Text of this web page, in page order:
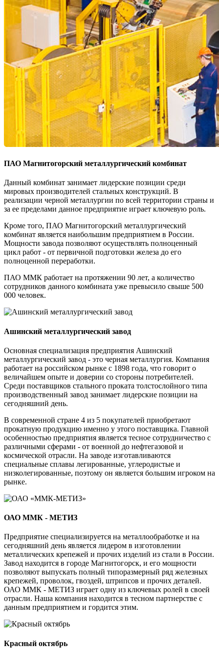
ПАО Магнитогорский металлургический комбинат
Данный комбинат занимает лидерские позиции среди
мировых производителей стальных конструкций. В
реализации черной металлургии по всей территории страны и
за ее пределами данное предприятие играет ключевую роль.
Кроме того, ПАО Магнитогорский металлургический
комбинат является наибольшим предприятием в России.
Мощности завода позволяют осуществлять полноценный
цикл работ - от первичной подготовки железа до его
полноценной переработки.
ПАО ММК работает на протяжении 90 лет, а количество
сотрудников данного комбината уже превысило свыше 500
000 человек.
Ашинский металлургический завод
Основная специализация предприятия Ашинский
металлургический завод - это черная металлургия. Компания
работает на российском рынке с 1898 года, что говорит о
величайшем опыте и доверии со стороны потребителей.
Среди поставщиков стального проката толстослойного типа
производственный завод занимает лидерские позиции на
сегодняшний день.
В современной стране 4 из 5 покупателей приобретают
прокатную продукцию именно у этого поставщика. Главной
особенностью предприятия является тесное сотрудничество с
различными сферами - от военной до нефтегазовой и
космической отрасли. На заводе изготавливаются
специальные сплавы легированные, углеродистые и
низколегированные, поэтому он является большим игроком на
рынке.
ОАО ММК - МЕТИЗ
Предприятие специализируется на металлообработке и на
сегодняшний день является лидером в изготовлении
металлических крепежей и прочих изделий из стали в России.
Завод находится в городе Магнитогорск, и его мощности
позволяют выпускать полный типоразмерный ряд железных
крепежей, проволок, гвоздей, штрипсов и прочих деталей.
ОАО ММК - МЕТИЗ играет одну из ключевых ролей в своей
отрасли. Наша компания находится в тесном партнерстве с
данным предприятием и гордится этим.
Красный октябрь